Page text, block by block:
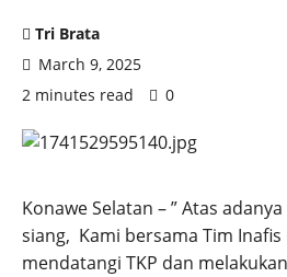
Tri Brata
March 9, 2025
2 minutes read
0
Konawe Selatan – ” Atas
siang, Kami bersama Tim Inafis
mendatangi TKP dan